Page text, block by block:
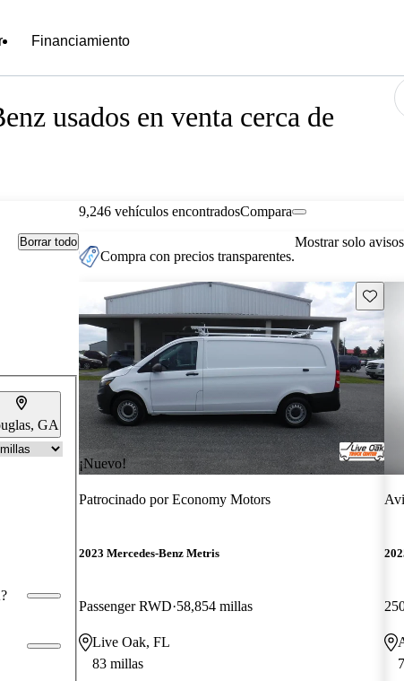
Financiamiento
usados en venta cerca de
Borrar todo
GA
9,246 vehículos encontradosCompara
Compra con precios transparentes.
Mostrar solo
¡Nuevo!
Guarda
Patrocinado porEconomy Motors
2023 Mercedes-Benz Metris
Passenger RWD 58,854 millas
Live Oak, FL
83 millas